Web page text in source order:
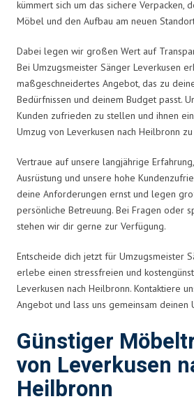
kümmert sich um das sichere Verpacken,
Möbel und den Aufbau am neuen
Dabei legen wir großen Wert auf
Bei Umzugsmeister Sänger Leverkusen
maßgeschneidertes Angebot, das zu
Bedürfnissen und deinem Budget passt.
Kunden zufrieden zu stellen und ihnen
Umzug von Leverkusen nach Heilbronn
Vertraue auf unsere langjährige
Ausrüstung und unsere hohe
deine Anforderungen ernst und legen
persönliche Betreuung. Bei Fragen oder
stehen wir dir gerne zur Verfügung.
Entscheide dich jetzt für Umzugsmeister
erlebe einen stressfreien und
Leverkusen nach Heilbronn. Kontaktiere
Angebot und lass uns gemeinsam deinen
Günstiger
von Leverkusen
Heilbronn